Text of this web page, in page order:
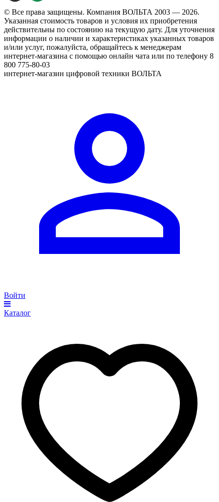
© Все права защищены. Компания ВОЛЬТА 2003 — 2026.
Указанная стоимость товаров и условия их приобретения
действительны по состоянию на текущую дату. Для уточнения
информации о наличии и характеристиках указанных товаров
и/или услуг, пожалуйста, обращайтесь к менеджерам
интернет-магазина с помощью онлайн чата или по телефону 8
800 775-80-03
интернет-магазин цифровой техники ВОЛЬТА
Войти
Каталог